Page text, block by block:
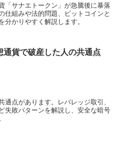
「サナエトークン」が急騰後に暴落
仕組みや法的問題、ビットコインと
分かりやすく解説します。
通貨で破産した人の共通点
点があります。レバレッジ取引、
失敗パターンを解説し、安全な暗号